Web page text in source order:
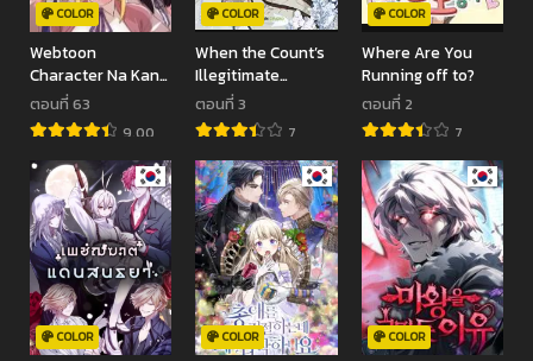
COLOR
Webtoon
Character Na Kang
Lim
ตอนที่ 63
9.00
COLOR
When the Count’s
Illegitimate
Daughter Gets
Married
ตอนที่ 3
7
COLOR
Where Are You
Running off to?
ตอนที่ 2
7
COLOR COLOR COLOR